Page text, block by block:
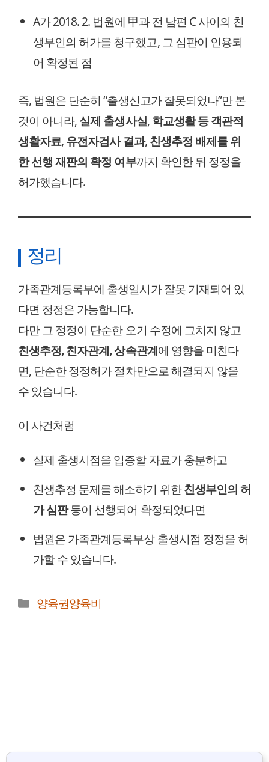
A가 2018. 2. 법원에 甲과 전 남편 C 사이의 친
생부인의 허가를 청구했고, 그 심판이 인용되
어 확정된 점
즉, 법원은 단순히 “출생신고가 잘못되었나”만 본
것이 아니라,실제 출생사실,학교생활 등 객관적
생활자료,유전자검사 결과,친생추정 배제를 위
한 선행 재판의 확정 여부까지 확인한 뒤 정정을
허가했습니다.
정리
가족관계등록부에 출생일시가 잘못 기재되어 있
다면 정정은 가능합니다.
다만 그 정정이 단순한 오기 수정에 그치지 않고
친생추정, 친자관계, 상속관계에 영향을 미친다
면, 단순한 정정허가 절차만으로 해결되지 않을
수 있습니다.
이 사건처럼
실제 출생시점을 입증할 자료가 충분하고
친생추정 문제를 해소하기 위한친생부인의 허
가 심판등이 선행되어 확정되었다면
법원은 가족관계등록부상 출생시점 정정을 허
가할 수 있습니다.
카
양육권양육비